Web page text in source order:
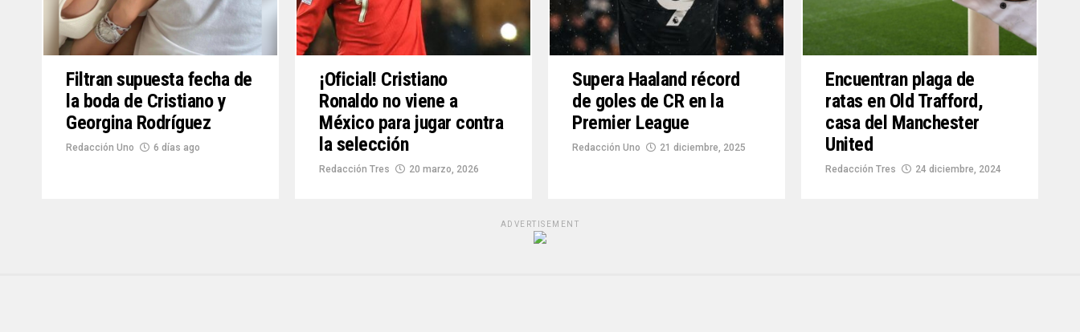
Filtran supuesta fecha de
la boda de Cristiano y
Georgina Rodríguez
Redacción Uno 6 días ago
¡Oficial! Cristiano
Ronaldo no viene a
México para jugar contra
la selección
Redacción Tres 20 marzo, 2026
Supera Haaland récord
de goles de CR en la
Premier League
Redacción Uno 21 diciembre, 2025
Encuentran plaga de
ratas en Old Trafford,
casa del Manchester
United
Redacción Tres 24 diciembre, 2024
ADVERTISEMENT